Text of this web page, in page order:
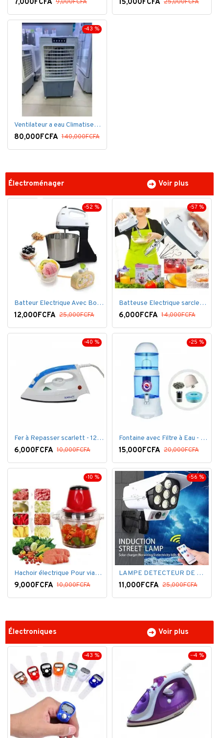
7,000FCFA 9,000FCFA 15,000FCFA 25,000FCFA
-43 %
Ventilateur a eau Climatiseur Mobile Grand Model.
80,000FCFA 140,000FCFA
Électroménager Voir plus
-52 %
Batteur Electrique Avec Bol en inox
12,000FCFA 25,000FCFA
-57 %
Batteuse Electrique sarclette à main– 7 vitesses
6,000FCFA 14,000FCFA
-40 %
Fer à Repasser scarlett - 1200 W - Bleu Blanc
6,000FCFA 10,000FCFA
-25 %
Fontaine avec Filtre à Eau - 16 Litres - Blanc
15,000FCFA 20,000FCFA
-10 %
Hachoir électrique Pour viandes et légumes -Rouge
9,000FCFA 10,000FCFA
-56 %
LAMPE DETECTEUR DE MOUVEMENT SOLAR SENSOR LIGHT
11,000FCFA 25,000FCFA
Électroniques Voir plus
-43 % --4 %